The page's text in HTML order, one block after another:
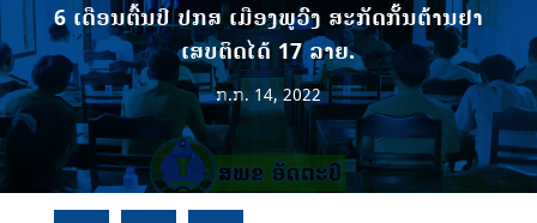
6 ເດືອນຕົ້ນປີ ປກສ ເມືອງພູວົງ ສະກັດກັ້ນຕ້ານຢາ
ເສບຕິດໄດ້ 17 ລາຍ.
ກ.ກ. 14, 2022